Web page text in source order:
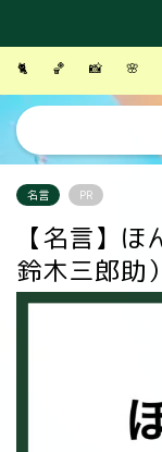
🐈 🏀 📸 🌸
名言 PR
【名言】
鈴木三郎助）